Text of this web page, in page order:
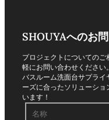
SHOUYAへのお
プロジェクトについての
軽にお問い合わせくださ
バスルーム洗面台サプラ
ーズに合ったソリューシ
います！